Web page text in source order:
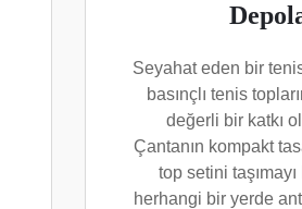
Seyahat eden bir
basınçlı tenis
değerli bir katkı
Çantanın kompakt
top setini
herhangi bir yerde